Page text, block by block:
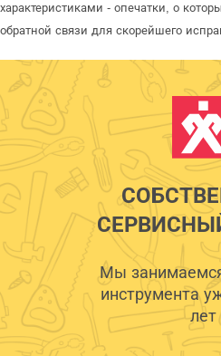
характеристиками - опечатки, о
обратной связи для скорейшего
Мы
инструмента
лет